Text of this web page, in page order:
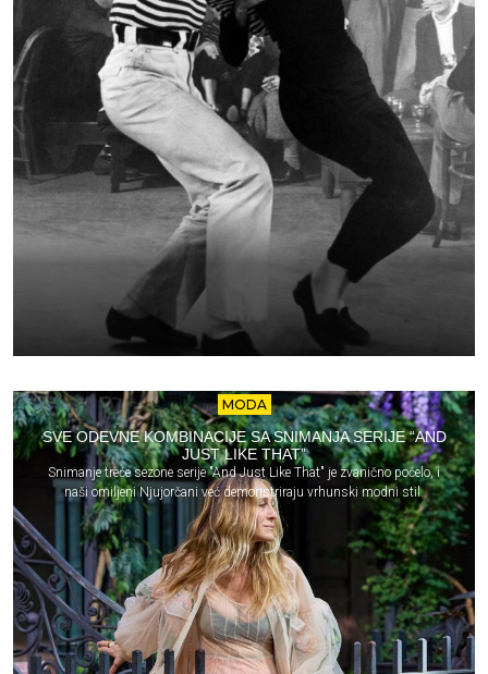
MODA
SVE ODEVNE KOMBINACIJE SA SNIMANJA SERIJE “AND
JUST LIKE THAT”
Snimanje treće sezone serije "And Just Like That" je zvanično počelo, i
naši omiljeni Njujorčani već demonstriraju vrhunski modni stil.